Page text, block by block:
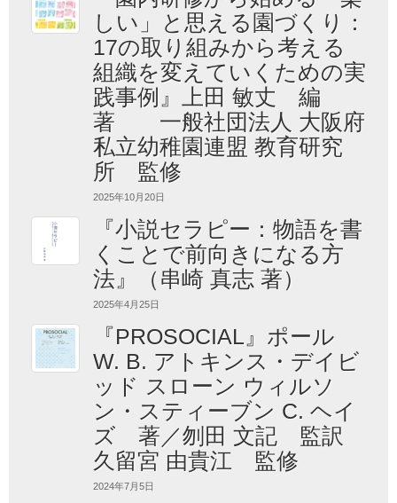
しい」と思える園づくり：
17の取り組みから考える
組織を変えていくための実
践事例』上田 敏丈 編
著 一般社団法人 大阪府
私立幼稚園連盟 教育研究
所 監修
2025年10月20日
『小説セラピー：物語を書
くことで前向きになる方
法』（串崎 真志 著）
2025年4月25日
『PROSOCIAL』ポール
W. B. アトキンス・デイビ
ッド スローン ウィルソ
ン・スティーブン C. ヘイ
ズ 著／刎田 文記 監訳
久留宮 由貴江 監修
2024年7月5日